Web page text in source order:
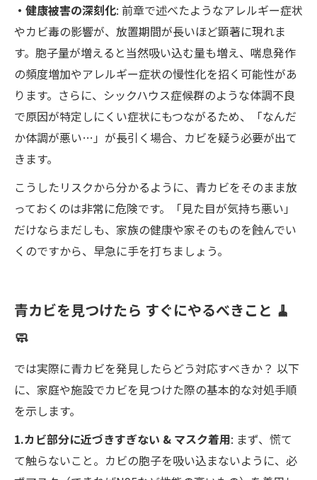
・健康被害の深刻化: 前章で述べたようなアレルギー症状
やカビ毒の影響が、放置期間が長いほど顕著に現れま
す。胞子量が増えると当然吸い込む量も増え、喘息発作
の頻度増加やアレルギー症状の慢性化を招く可能性があ
ります。さらに、シックハウス症候群のような体調不良
で原因が特定しにくい症状にもつながるため、「なんだ
か体調が悪い…」が長引く場合、カビを疑う必要が出て
きます。
こうしたリスクから分かるように、青カビをそのまま放
っておくのは非常に危険です。「見た目が気持ち悪い」
だけならまだしも、家族の健康や家そのものを蝕んでい
くのですから、早急に手を打ちましょう。
青カビを見つけたら すぐにやるべきこと 🧹
🧼
では実際に青カビを発見したらどう対応すべきか？ 以下
に、家庭や施設でカビを見つけた際の基本的な対処手順
を示します。
1.カビ部分に近づきすぎない & マスク着用: まず、慌て
て触らないこと。カビの胞子を吸い込まないように、必